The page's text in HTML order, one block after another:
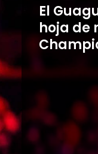
El
hoja de